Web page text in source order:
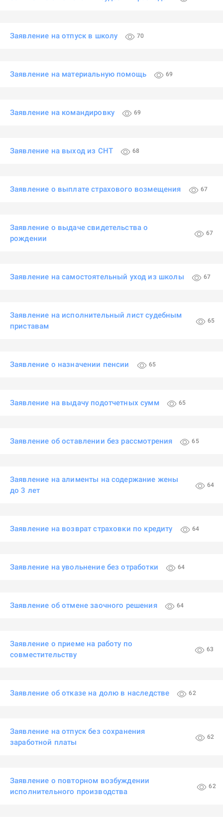
Заявление на отпуск в школу 70
Заявление на материальную помощь 69
Заявление на командировку 69
Заявление на выход из СНТ 68
Заявление о выплате страхового возмещения 67
Заявление о выдаче свидетельства о
рождении
67
Заявление на самостоятельный уход из школы 67
Заявление на исполнительный лист судебным
приставам
65
Заявление о назначении пенсии 65
Заявление на выдачу подотчетных сумм 65
Заявление об оставлении без рассмотрения 65
Заявление на алименты на содержание жены
до 3 лет
64
Заявление на возврат страховки по кредиту 64
Заявление на увольнение без отработки 64
Заявление об отмене заочного решения 64
Заявление о приеме на работу по
совместительству
63
Заявление об отказе на долю в наследстве 62
Заявление на отпуск без сохранения
заработной платы
62
Заявление о повторном возбуждении
исполнительного производства
62